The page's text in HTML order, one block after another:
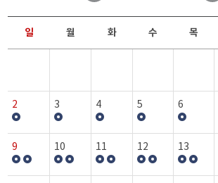
일 월 화 수 목
2 3 4 5 6
9 10 11 12 13